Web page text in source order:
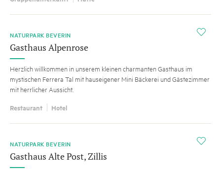
i
NATURPARK BEVERIN
Gasthaus Alpenrose
Herzlich willkommen in unserem kleinen charmanten Gasthaus im
mystischen Ferrera Tal mit hauseigener Mini Bäckerei und Gästezimmer
mit herrlicher Aussicht.
Restaurant Hotel
i
NATURPARK BEVERIN
Gasthaus Alte Post, Zillis